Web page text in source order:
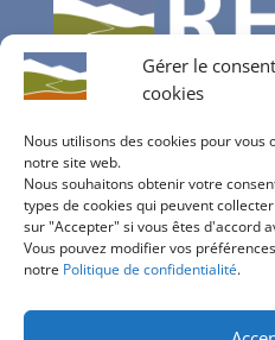
Gérer le
cookies
Nous utilisons des cookies pour
notre site web.
Nous souhaitons obtenir votre
types de cookies qui peuvent
sur "Accepter" si vous êtes d'accord
Vous pouvez modifier vos
notre Politique de confidentialité.
Contactez-nous
info@bureau-relief.ch
inscription à notre